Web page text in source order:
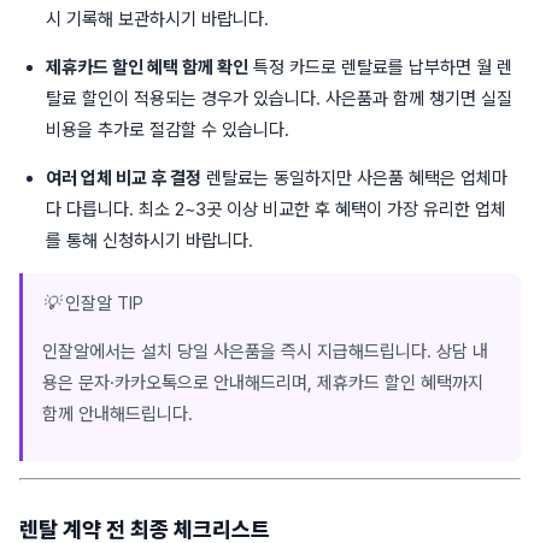
시 기록해 보관하시기 바랍니다.
제휴카드 할인 혜택 함께 확인 특정 카드로 렌탈료를 납부하면 월 렌
탈료 할인이 적용되는 경우가 있습니다. 사은품과 함께 챙기면 실질
비용을 추가로 절감할 수 있습니다.
여러 업체 비교 후 결정 렌탈료는 동일하지만 사은품 혜택은 업체마
다 다릅니다. 최소 2~3곳 이상 비교한 후 혜택이 가장 유리한 업체
를 통해 신청하시기 바랍니다.
💡 인잘알 TIP
인잘알에서는 설치 당일 사은품을 즉시 지급해드립니다. 상담 내
용은 문자·카카오톡으로 안내해드리며, 제휴카드 할인 혜택까지
함께 안내해드립니다.
렌탈 계약 전 최종 체크리스트